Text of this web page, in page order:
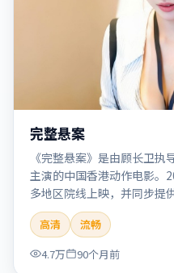
完整悬案
《完整悬案》是由顾长卫
主演的中国香港动作电影。
多地区院线上映，并同步提
情与看点：动作场面密集，
爆破场面的观众。本片适合
「动作」「中国香港」「
词的影迷阅读简介与主创信息
高清
流畅
4.7万
90个月前